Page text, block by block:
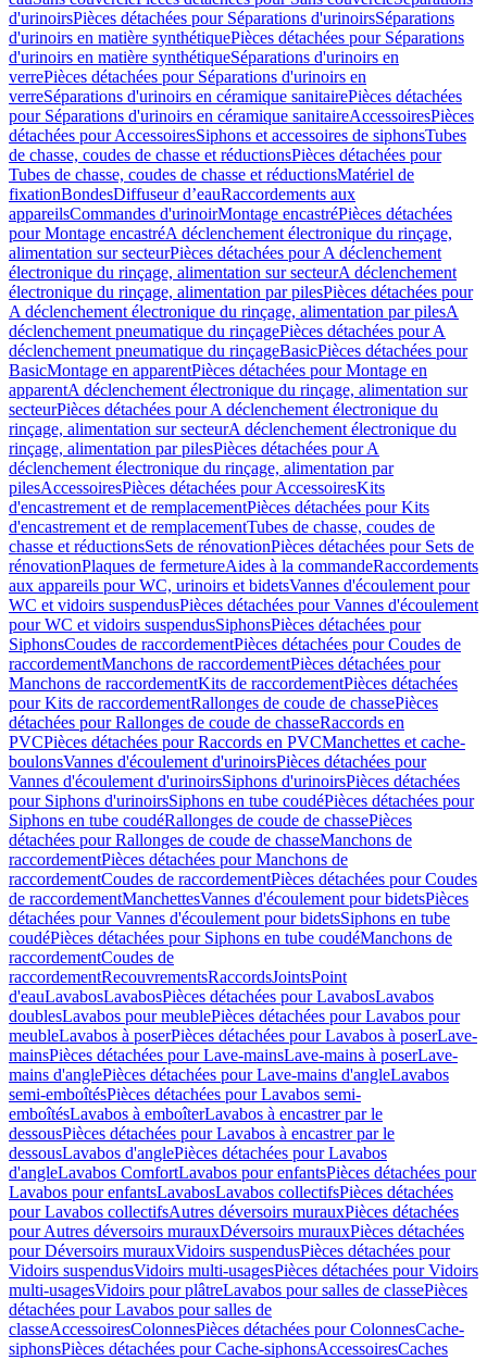
d'urinoirsPièces détachées pour Séparations d'urinoirsSéparations
d'urinoirs en matière synthétiquePièces détachées pour Séparations
d'urinoirs en matière synthétiqueSéparations d'urinoirs en
verrePièces détachées pour Séparations d'urinoirs en
verreSéparations d'urinoirs en céramique sanitairePièces détachées
pour Séparations d'urinoirs en céramique sanitaireAccessoiresPièces
détachées pour AccessoiresSiphons et accessoires de siphonsTubes
de chasse, coudes de chasse et réductionsPièces détachées pour
Tubes de chasse, coudes de chasse et réductionsMatériel de
fixationBondesDiffuseur d’eauRaccordements aux
appareilsCommandes d'urinoirMontage encastréPièces détachées
pour Montage encastréA déclenchement électronique du rinçage,
alimentation sur secteurPièces détachées pour A déclenchement
électronique du rinçage, alimentation sur secteurA déclenchement
électronique du rinçage, alimentation par pilesPièces détachées pour
A déclenchement électronique du rinçage, alimentation par pilesA
déclenchement pneumatique du rinçagePièces détachées pour A
déclenchement pneumatique du rinçageBasicPièces détachées pour
BasicMontage en apparentPièces détachées pour Montage en
apparentA déclenchement électronique du rinçage, alimentation sur
secteurPièces détachées pour A déclenchement électronique du
rinçage, alimentation sur secteurA déclenchement électronique du
rinçage, alimentation par pilesPièces détachées pour A
déclenchement électronique du rinçage, alimentation par
pilesAccessoiresPièces détachées pour AccessoiresKits
d'encastrement et de remplacementPièces détachées pour Kits
d'encastrement et de remplacementTubes de chasse, coudes de
chasse et réductionsSets de rénovationPièces détachées pour Sets de
rénovationPlaques de fermetureAides à la commandeRaccordements
aux appareils pour WC, urinoirs et bidetsVannes d'écoulement pour
WC et vidoirs suspendusPièces détachées pour Vannes d'écoulement
pour WC et vidoirs suspendusSiphonsPièces détachées pour
SiphonsCoudes de raccordementPièces détachées pour Coudes de
raccordementManchons de raccordementPièces détachées pour
Manchons de raccordementKits de raccordementPièces détachées
pour Kits de raccordementRallonges de coude de chassePièces
détachées pour Rallonges de coude de chasseRaccords en
PVCPièces détachées pour Raccords en PVCManchettes et cache-
boulonsVannes d'écoulement d'urinoirsPièces détachées pour
Vannes d'écoulement d'urinoirsSiphons d'urinoirsPièces détachées
pour Siphons d'urinoirsSiphons en tube coudéPièces détachées pour
Siphons en tube coudéRallonges de coude de chassePièces
détachées pour Rallonges de coude de chasseManchons de
raccordementPièces détachées pour Manchons de
raccordementCoudes de raccordementPièces détachées pour Coudes
de raccordementManchettesVannes d'écoulement pour bidetsPièces
détachées pour Vannes d'écoulement pour bidetsSiphons en tube
coudéPièces détachées pour Siphons en tube coudéManchons de
raccordementCoudes de
raccordementRecouvrementsRaccordsJointsPoint
d'eauLavabosLavabosPièces détachées pour LavabosLavabos
doublesLavabos pour meublePièces détachées pour Lavabos pour
meubleLavabos à poserPièces détachées pour Lavabos à poserLave-
mainsPièces détachées pour Lave-mainsLave-mains à poserLave-
mains d'anglePièces détachées pour Lave-mains d'angleLavabos
semi-emboîtésPièces détachées pour Lavabos semi-
emboîtésLavabos à emboîterLavabos à encastrer par le
dessousPièces détachées pour Lavabos à encastrer par le
dessousLavabos d'anglePièces détachées pour Lavabos
d'angleLavabos ComfortLavabos pour enfantsPièces détachées pour
Lavabos pour enfantsLavabosLavabos collectifsPièces détachées
pour Lavabos collectifsAutres déversoirs murauxPièces détachées
pour Autres déversoirs murauxDéversoirs murauxPièces détachées
pour Déversoirs murauxVidoirs suspendusPièces détachées pour
Vidoirs suspendusVidoirs multi-usagesPièces détachées pour Vidoirs
multi-usagesVidoirs pour plâtreLavabos pour salles de classePièces
détachées pour Lavabos pour salles de
classeAccessoiresColonnesPièces détachées pour ColonnesCache-
siphonsPièces détachées pour Cache-siphonsAccessoiresCaches